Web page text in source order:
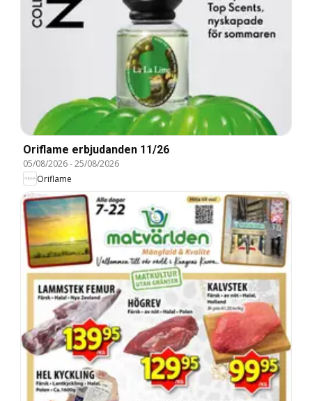
Oriflame erbjudanden 11/26
05/08/2026-25/08/2026
Oriflame